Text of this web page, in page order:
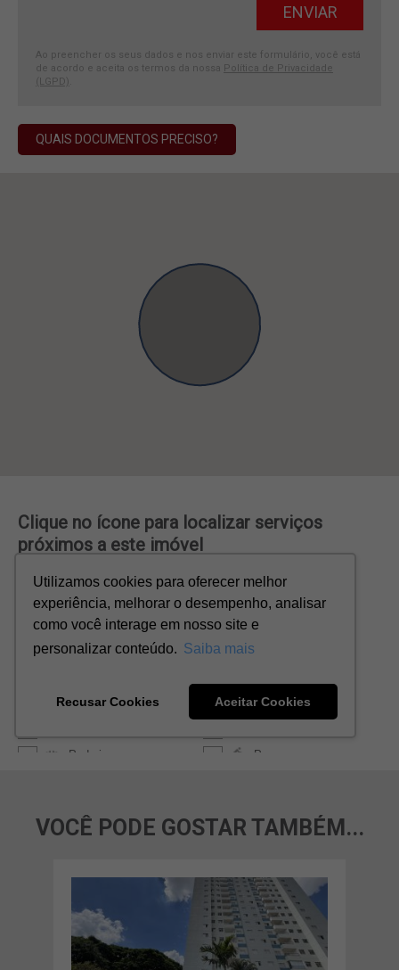
Ao preencher os seus dados e nos enviar este formulário, você está
de acordo e aceita os termos da nossa Política de Privacidade
(LGPD)
QUAIS DOCUMENTOS PRECISO?
VOCÊ PODE GOSTAR TAMBÉM...